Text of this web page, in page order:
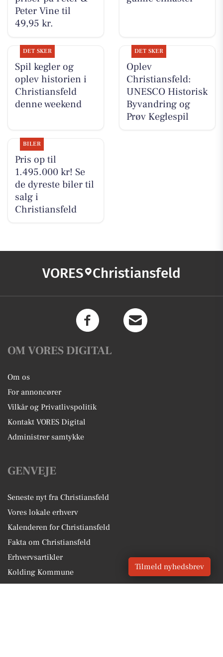
Peter Vine til
49,95 kr.
DET SKER
Spil kegler og
oplev historien i
Christiansfeld
denne weekend
DET SKER
Oplev
Christiansfeld:
UNESCO Historisk
Byvandring og
Prøv Keglespil
BILER
Pris op til
1.495.000 kr! Se
de dyreste biler til
salg i
Christiansfeld
VORES Christiansfeld
OM VORES DIGITAL
Om os
For annoncører
Vilkår og Privatlivspolitik
Kontakt VORES Digital
Administrer samtykke
GENVEJE
Seneste nyt fra Christiansfeld
Vores lokale erhverv
Kalenderen for Christiansfeld
Fakta om Christiansfeld
Erhvervsartikler
Kolding Kommune
Tilmeld nyhedsbrev